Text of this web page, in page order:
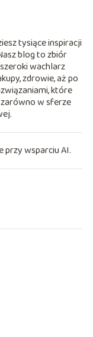
tysiące inspiracji
blog to zbiór
wachlarz
zdrowie, aż po
które
w sferze
przy wsparciu AI.